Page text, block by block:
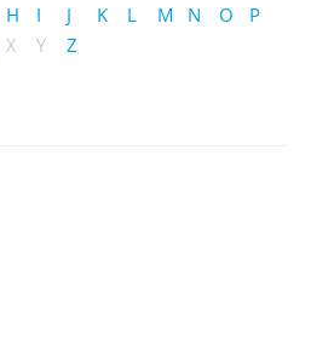
H I J K L M N O
P
X Y Z